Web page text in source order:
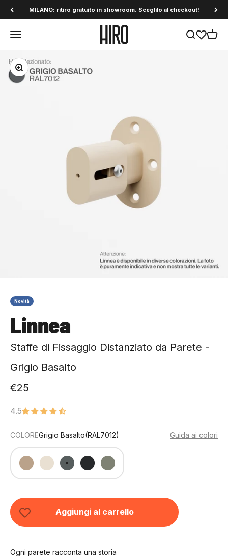
MILANO: ritiro gratuito in showroom. Sceglilo al checkout!
Apri il menu di navigazione HiroDesign Mostra il
Ingrandisci immagine
Novità
Linnea
Staffe di Fissaggio Distanziato da Parete -
Grigio Basalto
Prezzo scontato
€25
4.5
Colore: Grigio Basalto (RAL7012)
COLOREGrigio Basalto(RAL7012) Guida ai colori
Beige Luxor (COD01165)
Bianco Conchiglia (RAL9001)
Grigio Basalto (RAL7012)
Nero Grafite (RAL9011)
Verde Fossile (RAL7033)
Aggiungi al carrello
Ogni parete racconta una storia